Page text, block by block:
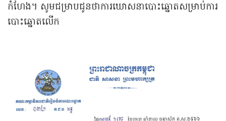
កំហែង។ សូមជម្រាបជូនថាការឃោសនាបោះឆ្នោតសម្រាប់ការ
បោះឆ្នោតលើក